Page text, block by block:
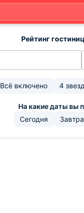
Рейтинг
Всё включено 4
Сегодня Завтра